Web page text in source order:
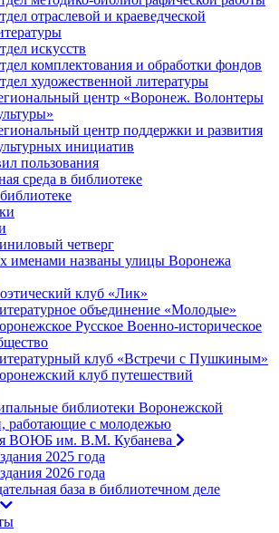
отраслевой и краеведческой
искусств
комплектования и обработки фондов
художественной литературы
центр «Воронеж. Волонтеры
центр поддержки и развития
инициатив
пользования
среда в библиотеке
четверг
именами названы улицы Воронежа
клуб «Лик»
объединение «Молодые»
Русское Военно-историческое
клуб «Встречи с Пушкиным»
клуб путешествий
библиотеки Воронежской
работающие с молодежью
ВОЮБ им. В.М. Кубанева
2025 года
2026 года
база в библиотечном деле